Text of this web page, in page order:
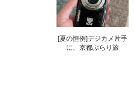
[夏の恒例]デジカメ片手
に、京都ぶらり旅